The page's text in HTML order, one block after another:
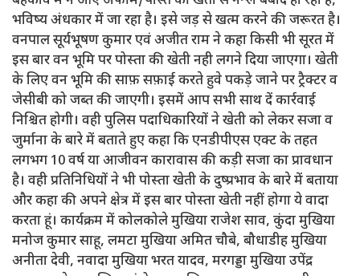
भविष्य अंधकार में जा रहा है। इसे जड़ से खत्म करने की जरूरत है।
वनपाल सूर्यभूषण कुमार एवं अजीत राम ने कहा किसी भी सूरत में
इस बार वन भूमि पर पोस्ता की खेती नही लगने दिया जाएगा। खेती
के लिए वन भूमि की साफ़ सफ़ाई करते हुवे पकड़े जाने पर ट्रैक्टर व
जेसीबी को जब्त की जाएगी। इसमें आप सभी साथ दें कार्रवाई
निश्चित होगी। वही पुलिस पदाधिकारियों ने खेती को लेकर सजा व
जुर्माना के बारे में बताते हुए कहा कि एनडीपीएस एक्ट के तहत
लगभग 10 वर्ष या आजीवन कारावास की कड़ी सजा का प्रावधान
है। वही प्रतिनिधियों ने भी पोस्ता खेती के दुष्प्रभाव के बारे में बताया
और कहा की अपने क्षेत्र में इस बार पोस्ता खेती नहीं होगा ये वादा
करता हूं। कार्यक्रम में कोलकोले मुखिया राजेश साव, कुंदा मुखिया
मनोज कुमार साहू, लमटा मुखिया अमित चौबे, बौधाडीह मुखिया
अनीता देवी, नवादा मुखिया भरत यादव, मरगड्डा मुखिया उपेंद्र